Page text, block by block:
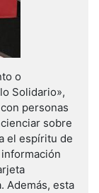
o
Solidario»,
personas
sobre
el espíritu de
Además, esta